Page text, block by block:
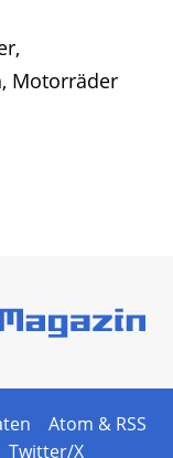
Motorräder
Atom & RSS
Twitter/X